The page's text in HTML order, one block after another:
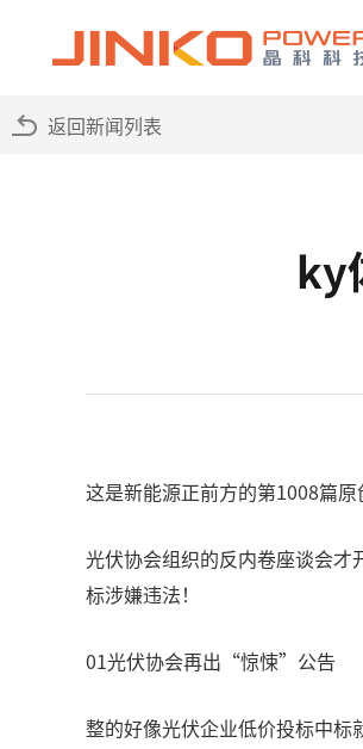
返回新闻列表
ky
这是新能源正前方的第1008篇
光伏协会组织的反内卷座谈会
标涉嫌违法！
01光伏协会再出“惊悚”公告
整的好像光伏企业低价投标中标